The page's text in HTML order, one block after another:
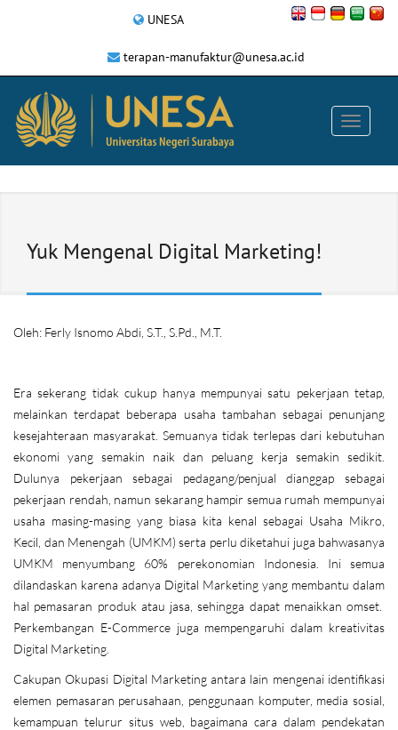
UNESA
terapan-manufaktur@unesa.ac.id
Yuk Mengenal Digital Marketing!
Oleh: Ferly Isnomo Abdi, S.T., S.Pd., M.T.
Era sekerang tidak cukup hanya mempunyai satu pekerjaan tetap,
melainkan terdapat beberapa usaha tambahan sebagai penunjang
kesejahteraan masyarakat. Semuanya tidak terlepas dari kebutuhan
ekonomi yang semakin naik dan peluang kerja semakin sedikit.
Dulunya pekerjaan sebagai pedagang/penjual dianggap sebagai
pekerjaan rendah, namun sekarang hampir semua rumah mempunyai
usaha masing-masing yang biasa kita kenal sebagai Usaha Mikro,
Kecil, dan Menengah (UMKM) serta perlu diketahui juga bahwasanya
UMKM menyumbang 60% perekonomian Indonesia. Ini semua
dilandaskan karena adanya Digital Marketing yang membantu dalam
hal pemasaran produk atau jasa, sehingga dapat menaikkan omset.
Perkembangan E-Commerce juga mempengaruhi dalam kreativitas
Digital Marketing.
Cakupan Okupasi Digital Marketing antara lain mengenai identifikasi
elemen pemasaran perusahaan, penggunaan komputer, media sosial,
kemampuan telurur situs web, bagaimana cara dalam pendekatan